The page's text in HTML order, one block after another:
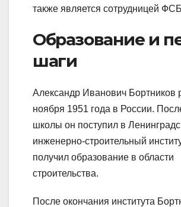
также является сотрудницей
Образование и
шаги
Александр Иванович Бортников
ноября 1951 года в России.
школы он поступил в
инженерно-строительный
получил образование в области
строительства.
После окончания института